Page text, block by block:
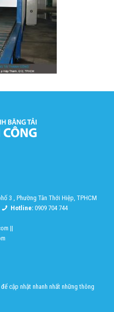
3 , Phường Tân Thới Hiệp, TPHCM
Hotline: 0909 704 744
||
cập nhật nhanh nhất những thông